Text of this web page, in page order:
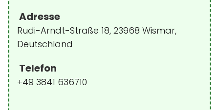
Adresse
Rudi-Arndt-Straße 18, 23968 Wismar,
Deutschland
Telefon
+49 3841 636710